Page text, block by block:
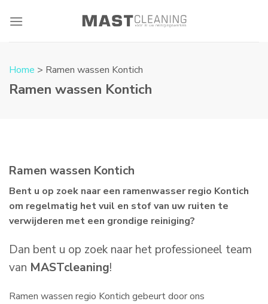
Home > Ramen wassen Kontich
Ramen wassen Kontich
Ramen wassen Kontich
Bent u op zoek naar een ramenwasser regio Kontich
om regelmatig het vuil en stof van uw ruiten te
verwijderen met een grondige reiniging?
Dan bent u op zoek naar het professioneel team
van MASTcleaning!
Ramen wassen regio Kontich gebeurt door ons